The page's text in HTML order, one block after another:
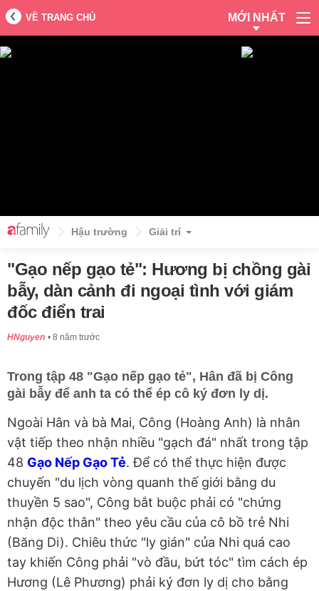
VỀ TRANG CHỦ MỚI NHẤT
Hậu trường Giải trí
"Gạo nếp gạo tẻ": Hương bị chồng gài
bẫy, dàn cảnh đi ngoại tình với giám
đốc điển trai
HNguyen 8 năm trước
Trong tập 48 "Gạo nếp gạo tẻ", Hân đã bị Công
gài bẫy để anh ta có thể ép cô ký đơn ly dị.
Ngoài Hân và bà Mai, Công (Hoàng Anh) là nhân
vật tiếp theo nhận nhiều "gạch đá" nhất trong tập
48 Gạo Nếp Gạo Tẻ. Để có thể thực hiện được
chuyến "du lịch vòng quanh thế giới bằng du
thuyền 5 sao", Công bắt buộc phải có "chứng
nhận độc thân" theo yêu cầu của cô bồ trẻ Nhi
(Băng Di). Chiêu thức "ly gián" của Nhi quá cao
tay khiến Công phải "vò đầu, bứt tóc" tìm cách ép
Hương (Lê Phương) phải ký đơn ly dị cho bằng